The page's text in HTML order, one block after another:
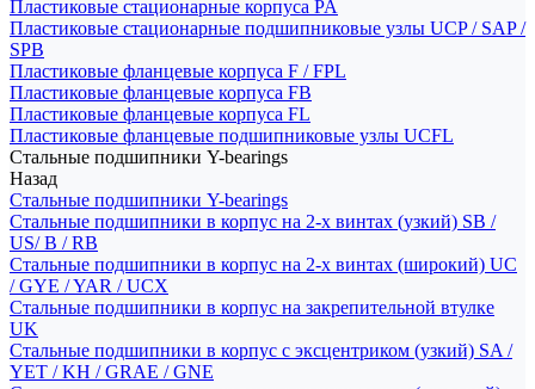
Пластиковые стационарные корпуса PA
Пластиковые стационарные подшипниковые узлы UCP / SAP /
SPB
Пластиковые фланцевые корпуса F / FPL
Пластиковые фланцевые корпуса FB
Пластиковые фланцевые корпуса FL
Пластиковые фланцевые подшипниковые узлы UCFL
Стальные подшипники Y-bearings
Назад
Стальные подшипники Y-bearings
Стальные подшипники в корпус на 2-х винтах (узкий) SB /
US/ B / RB
Стальные подшипники в корпус на 2-х винтах (широкий) UC
/ GYE / YAR / UCX
Стальные подшипники в корпус на закрепительной втулке
UK
Стальные подшипники в корпус с эксцентриком (узкий) SA /
YET / KH / GRAE / GNE